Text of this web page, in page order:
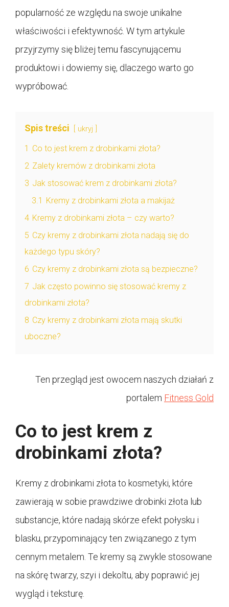
popularność ze względu na swoje unikalne
właściwości i efektywność. W tym artykule
przyjrzymy się bliżej temu fascynującemu
produktowi i dowiemy się, dlaczego warto go
wypróbować.
Spis treści ukryj
1 Co to jest krem z drobinkami złota?
2 Zalety kremów z drobinkami złota
3 Jak stosować krem z drobinkami złota?
3.1 Kremy z drobinkami złota a makijaż
4 Kremy z drobinkami złota – czy warto?
5 Czy kremy z drobinkami złota nadają się do
każdego typu skóry?
6 Czy kremy z drobinkami złota są bezpieczne?
7 Jak często powinno się stosować kremy z
drobinkami złota?
8 Czy kremy z drobinkami złota mają skutki
uboczne?
Ten przegląd jest owocem naszych działań z
portalem Fitness Gold
Co to jest krem z
drobinkami złota?
Kremy z drobinkami złota to kosmetyki, które
zawierają w sobie prawdziwe drobinki złota lub
substancje, które nadają skórze efekt połysku i
blasku, przypominający ten związanego z tym
cennym metalem. Te kremy są zwykle stosowane
na skórę twarzy, szyi i dekoltu, aby poprawić jej
wygląd i teksturę.